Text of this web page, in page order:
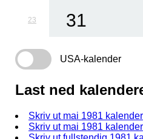
23 31
USA-kalender
Last ned
Skriv ut mai 1981 kalender
Skriv ut mai 1981 kalender